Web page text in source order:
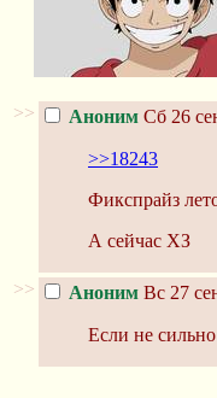
>> Аноним Сб 26
>>18243
Фикспрайз
А сейчас ХЗ
>> Аноним Вс 27
Если не